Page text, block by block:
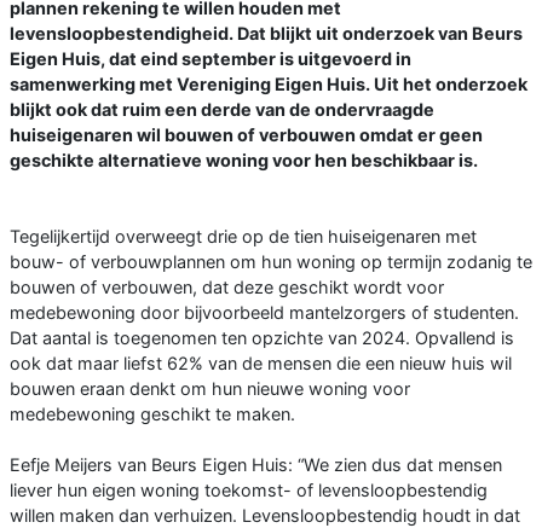
plannen rekening te willen houden met
levensloopbestendigheid. Dat blijkt uit onderzoek van Beurs
Eigen Huis, dat eind september is uitgevoerd in
samenwerking met Vereniging Eigen Huis. Uit het onderzoek
blijkt ook dat ruim een derde van de ondervraagde
huiseigenaren wil bouwen of verbouwen omdat er geen
geschikte alternatieve woning voor hen beschikbaar is.
Tegelijkertijd overweegt drie op de tien huiseigenaren met
bouw- of verbouwplannen om hun woning op termijn zodanig te
bouwen of verbouwen, dat deze geschikt wordt voor
medebewoning door bijvoorbeeld mantelzorgers of studenten.
Dat aantal is toegenomen ten opzichte van 2024. Opvallend is
ook dat maar liefst 62% van de mensen die een nieuw huis wil
bouwen eraan denkt om hun nieuwe woning voor
medebewoning geschikt te maken.
Eefje Meijers van Beurs Eigen Huis: “We zien dus dat mensen
liever hun eigen woning toekomst- of levensloopbestendig
willen maken dan verhuizen. Levensloopbestendig houdt in dat